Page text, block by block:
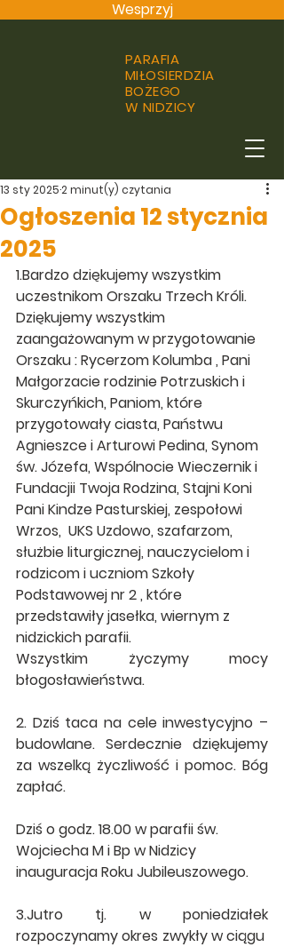
Wesprzyj
PARAFIA
MIŁOSIERDZIA
BOŻEGO
W NIDZICY
Ogłoszenia 12 stycznia
2025
13 sty 20252 minut(y) czytania
1.Bardzo dziękujemy wszystkim
uczestnikom Orszaku Trzech Króli.
Dziękujemy wszystkim
zaangażowanym w przygotowanie
Orszaku : Rycerzom Kolumba , Pani
Małgorzacie rodzinie Potrzuskich i
Skurczyńkich, Paniom, które
przygotowały ciasta, Państwu
Agnieszce i Arturowi Pedina, Synom
św. Józefa, Wspólnocie Wieczernik i
Fundacjii Twoja Rodzina, Stajni Koni
Pani Kindze Pasturskiej, zespołowi
Wrzos,  UKS Uzdowo, szafarzom,
służbie liturgicznej, nauczycielom i
rodzicom i uczniom Szkoły
Podstawowej nr 2 , które
przedstawiły jasełka, wiernym z
nidzickich parafii.
Wszystkim życzymy mocy
błogosławieństwa.
2. Dziś taca na cele inwestycyjno –
budowlane. Serdecznie dziękujemy
za wszelką życzliwość i pomoc. Bóg
zapłać.
Dziś o godz. 18.00 w parafii św.
Wojciecha M i Bp w Nidzicy
inauguracja Roku Jubileuszowego.
3.Jutro tj. w poniedziałek
rozpoczynamy okres zwykły w ciągu